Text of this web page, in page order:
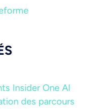
Insider One AI
des parcours